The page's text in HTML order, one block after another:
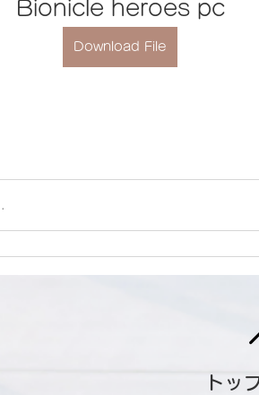
Bionicle heroes pc
Download File
トッ